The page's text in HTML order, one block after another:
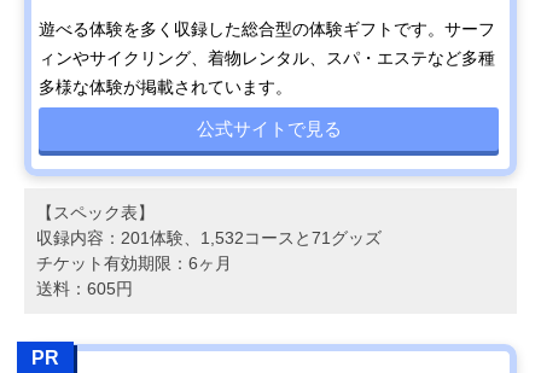
遊べる体験を多く収録した総合型の体験ギフトです。サーフ
ィンやサイクリング、着物レンタル、スパ・エステなど多種
多様な体験が掲載されています。
公式サイトで見る
【スペック表】
収録内容：201体験、1,532コースと71グッズ
チケット有効期限：6ヶ月
送料：605円
PR